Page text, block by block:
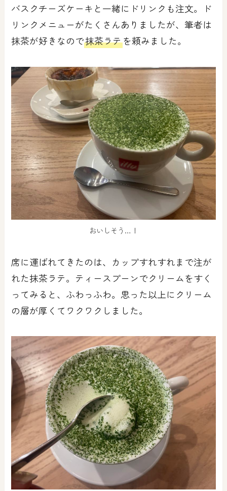
バスクチーズケーキと一緒にドリンクも注文。ド
リンクメニューがたくさんありましたが、筆者は
抹茶が好きなので抹茶ラテを頼みました。
おいしそう…！
席に運ばれてきたのは、カップすれすれまで注が
れた抹茶ラテ。ティースプーンでクリームをすく
ってみると、ふわっふわ。思った以上にクリーム
の層が厚くてワクワクしました。